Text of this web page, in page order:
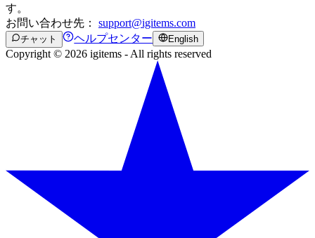
す。
お問い合わせ先： support@igitems.com
チャット ヘルプセンター English
Copyright © 2026 igitems - All rights reserved